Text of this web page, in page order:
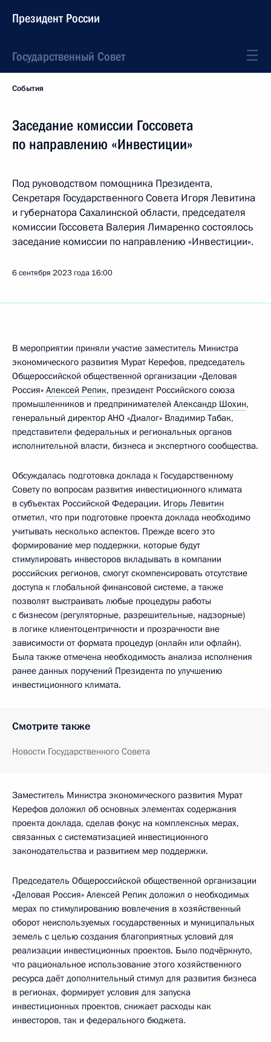
Президент России
Государственный Совет
События
Заседание комиссии Госсовета
по направлению «Инвестиции»
Под руководством помощника Президента,
Секретаря Государственного Совета Игоря Левитина
и губернатора Сахалинской области, председателя
комиссии Госсовета Валерия Лимаренко состоялось
заседание комиссии по направлению «Инвестиции».
6 сентября 2023 года 16:00
В мероприятии приняли участие заместитель Министра
экономического развития Мурат Керефов, председатель
Общероссийской общественной организации «Деловая
Россия» Алексей Репик, президент Российского союза
промышленников и предпринимателей Александр Шохин,
генеральный директор АНО «Диалог» Владимир Табак,
представители федеральных и региональных органов
исполнительной власти, бизнеса и экспертного сообщества.
Обсуждалась подготовка доклада к Государственному
Совету по вопросам развития инвестиционного климата
в субъектах Российской Федерации. Игорь Левитин
отметил, что при подготовке проекта доклада необходимо
учитывать несколько аспектов. Прежде всего это
формирование мер поддержки, которые будут
стимулировать инвесторов вкладывать в компании
российских регионов, смогут скомпенсировать отсутствие
доступа к глобальной финансовой системе, а также
позволят выстраивать любые процедуры работы
с бизнесом (регуляторные, разрешительные, надзорные)
в логике клиентоцентричности и прозрачности вне
зависимости от формата процедур (онлайн или офлайн).
Была также отмечена необходимость анализа исполнения
ранее данных поручений Президента по улучшению
инвестиционного климата.
Смотрите также
Новости Государственного Совета
Заместитель Министра экономического развития Мурат
Керефов доложил об основных элементах содержания
проекта доклада, сделав фокус на комплексных мерах,
связанных с систематизацией инвестиционного
законодательства и развитием мер поддержки.
Председатель Общероссийской общественной организации
«Деловая Россия» Алексей Репик доложил о необходимых
мерах по стимулированию вовлечения в хозяйственный
оборот неиспользуемых государственных и муниципальных
земель с целью создания благоприятных условий для
реализации инвестиционных проектов. Было подчёркнуто,
что рациональное использование этого хозяйственного
ресурса даёт дополнительный стимул для развития бизнеса
в регионах, формирует условия для запуска
инвестиционных проектов, снижает расходы как
инвесторов, так и федерального бюджета.